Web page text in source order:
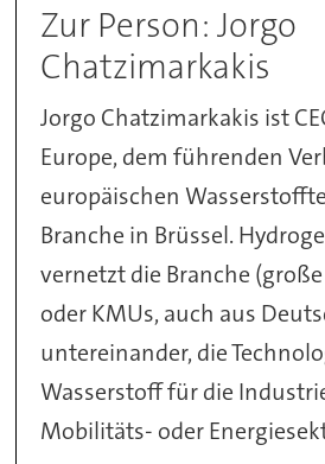
Zur Person: Jorgo
Chatzimarkakis
Jorgo Chatzimarkakis ist
Europe, dem führenden
europäischen
Branche in Brüssel.
vernetzt die Branche
oder KMUs, auch aus
untereinander, die
Wasserstoff für die
Mobilitäts- oder